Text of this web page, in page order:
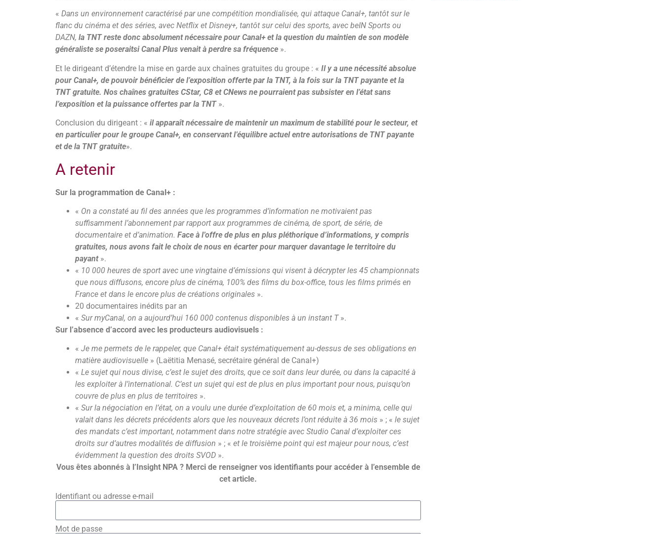
«Dans un environnement caractérisé par une compétition mondialisée, qui attaque Canal+, tantôt sur le
flanc du cinéma et des séries, avec Netflix et Disney+, tantôt sur celui des sports, avec beIN Sports ou
DAZN,la TNT reste donc absolument nécessaire pour Canal+ et la question du maintien de son modèle
généraliste se poseraitsi Canal Plus venait à perdre sa fréquence ».
Et le dirigeant d’étendre la mise en garde aux chaînes gratuites du groupe : «Il y a une nécessité absolue
pour Canal+, de pouvoir bénéficier de l’exposition offerte par la TNT, à la fois sur la TNT payante et la
TNT gratuite. Nos chaînes gratuites CStar, C8 et CNews ne pourraient pas subsister en l’état sans
l’exposition et la puissance offertes par la TNT».
Conclusion du dirigeant : «il apparaît nécessaire de maintenir un maximum de stabilité pour le secteur, et
en particulier pour le groupe Canal+, en conservant l’équilibre actuel entre autorisations de TNT payante
et de la TNT gratuite».
A retenir
Sur la programmation de Canal+ :
« On a constaté au fil des années que les programmes d’information ne motivaient pas
suffisamment l’abonnement par rapport aux programmes de cinéma, de sport, de série, de
documentaire et d’animation.Face à l’offre de plus en plus pléthorique d’informations, y compris
gratuites, nous avons fait le choix de nous en écarter pour marquer davantage le territoire du
payant».
« 10 000 heures de sport avec une vingtaine d’émissions qui visent à décrypter les 45 championnats
que nous diffusons, encore plus de cinéma, 100% des films du box-office, tous les films primés en
France et dans le encore plus de créations originales ».
20 documentaires inédits par an
«Sur myCanal, on a aujourd’hui 160 000 contenus disponibles à un instant T».
Sur l’absence d’accord avec les producteurs audiovisuels :
«Je me permets de le rappeler, que Canal+ était systématiquement au-dessus de ses obligations en
matière audiovisuelle » (Laëtitia Menasé, secrétaire général de Canal+)
«Le sujet qui nous divise, c’est le sujet des droits, que ce soit dans leur durée, ou dans la capacité à
les exploiter à l’international. C’est un sujet qui est de plus en plus important pour nous, puisqu’on
couvre de plus en plus de territoires ».
«Sur la négociation en l’état, on a voulu une durée d’exploitation de 60 mois et, a minima, celle qui
valait dans les décrets précédents alors que les nouveaux décrets l’ont réduite à 36 mois » ; «le sujet
des mandats c’est important, notamment dans notre stratégie avec Studio Canal d’exploiter ces
droits sur d’autres modalités de diffusion » ; «et le troisième point qui est majeur pour nous, c’est
évidemment la question des droits SVOD ».
Vous êtes abonnés à l’Insight NPA ? Merci de renseigner vos identifiants pour accéder à l’ensemble de
cet article.
Identifiant ou adresse e-mail
Mot de passe